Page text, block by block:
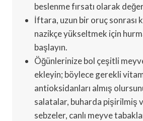
beslenme fırsatı olarak
İftara, uzun bir oruç sonrası
nazikçe yükseltmek için
başlayın.
Öğünlerinize bol çeşitli
ekleyin; böylece gerekli
antioksidanları almış
salatalar, buharda pişirilmiş
sebzeler, canlı meyve